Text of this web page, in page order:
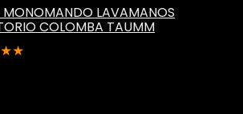
MONOMANDO LAVAMANOS
COLOMBA TAUMM
★★